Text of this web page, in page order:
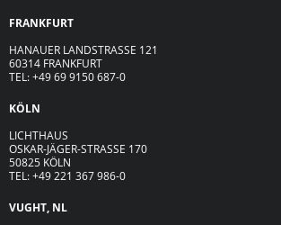
FRANKFURT
HANAUER LANDSTRASSE 121
60314 FRANKFURT
TEL: +49 69 9150 687-0
KÖLN
LICHTHAUS
OSKAR-JÄGER-STRASSE 170
50825 KÖLN
TEL: +49 221 367 986-0
VUGHT, NL